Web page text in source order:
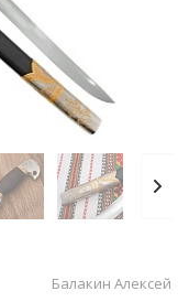
Балакин Алексей